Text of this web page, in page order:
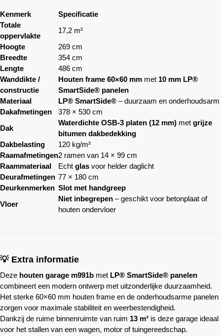
Kenmerk
Specificatie
Totale
oppervlakte
17,2 m²
Hoogte
269 cm
Breedte
354 cm
Lengte
486 cm
Wanddikte /
constructie
Houten frame 60×60 mm met 10 mm LP®
SmartSide® panelen
Materiaal
LP® SmartSide® – duurzaam en onderhoudsarm
Dakafmetingen
378 × 530 cm
Dak
Waterdichte OSB-3 platen (12 mm) met grijze
bitumen dakbedekking
Dakbelasting
120 kg/m²
Raamafmetingen2 ramen van 14 × 99 cm
Raammateriaal
Echt glas voor helder daglicht
Deurafmetingen 77 × 180 cm
Deurkenmerken Slot met handgreep
Vloer
Niet inbegrepen – geschikt voor betonplaat of
houten ondervloer
💡 Extra informatie
Deze houten garage m991b met LP® SmartSide® panelen
combineert een modern ontwerp met uitzonderlijke duurzaamheid.
Het sterke 60×60 mm houten frame en de onderhoudsarme panelen
zorgen voor maximale stabiliteit en weerbestendigheid.
Dankzij de ruime binnenruimte van ruim 13 m² is deze garage ideaal
voor het stallen van een wagen, motor of tuingereedschap.